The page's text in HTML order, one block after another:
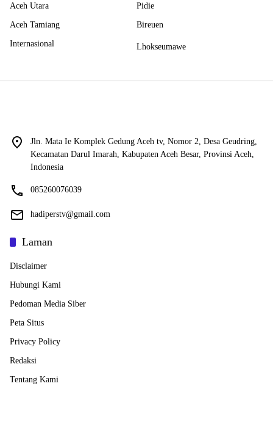
Aceh Utara Pidie
Aceh Tamiang Bireuen
Internasional Lhokseumawe
Jln. Mata Ie Komplek Gedung Aceh tv, Nomor 2, Desa Geudring,
Kecamatan Darul Imarah, Kabupaten Aceh Besar, Provinsi Aceh,
Indonesia
085260076039
hadiperstv@gmail.com
Laman
Disclaimer
Hubungi Kami
Pedoman Media Siber
Peta Situs
Privacy Policy
Redaksi
Tentang Kami